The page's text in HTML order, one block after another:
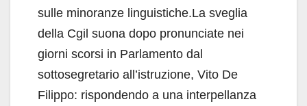
sulle minoranze linguistiche.La sveglia
della Cgil suona dopo pronunciate nei
giorni scorsi in Parlamento dal
sottosegretario all’istruzione, Vito De
Filippo: rispondendo a una interpellanza